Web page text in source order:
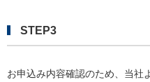
STEP3
お申込み内容確認のため、当社